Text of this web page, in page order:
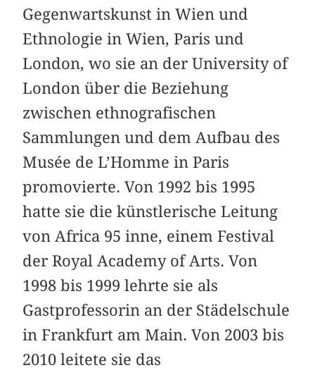
Gegenwartskunst in Wien und
Ethnologie in Wien, Paris und
London, wo sie an der University of
London über die Beziehung
zwischen ethnografischen
Sammlungen und dem Aufbau des
Musée de L’Homme in Paris
promovierte. Von 1992 bis 1995
hatte sie die künstlerische Leitung
von Africa 95 inne, einem Festival
der Royal Academy of Arts. Von
1998 bis 1999 lehrte sie als
Gastprofessorin an der Städelschule
in Frankfurt am Main. Von 2003 bis
2010 leitete sie das